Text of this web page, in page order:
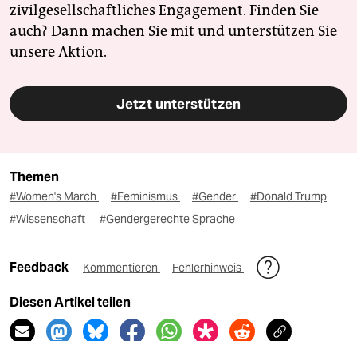
zivilgesellschaftliches Engagement. Finden Sie
auch? Dann machen Sie mit und unterstützen Sie
unsere Aktion.
Jetzt unterstützen
Themen
#Women's March #Feminismus #Gender
#Donald Trump
#Wissenschaft
#Gendergerechte Sprache
Feedback Kommentieren Fehlerhinweis
Diesen Artikel teilen